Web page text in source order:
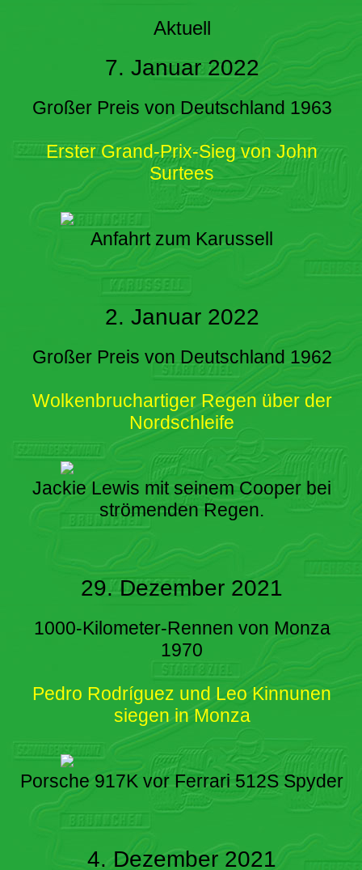
Aktuell
7. Januar 2022
Großer Preis von Deutschland 1963
Erster Grand-Prix-Sieg von John
Surtees
Anfahrt zum Karussell
2. Januar 2022
Großer Preis von Deutschland 1962
Wolkenbruchartiger Regen über der
Nordschleife
Jackie Lewis mit seinem Cooper bei
strömenden Regen.
29. Dezember 2021
1000-Kilometer-Rennen von Monza
1970
Pedro Rodríguez und Leo Kinnunen
siegen in Monza
Porsche 917K vor Ferrari 512S Spyder
4. Dezember 2021